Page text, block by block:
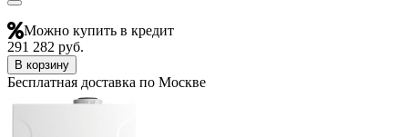
Можно купить в кредит
291 282 руб.
В корзину
Бесплатная доставка по Москве